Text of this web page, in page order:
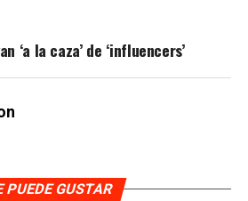
‘a la caza’ de ‘influencers’
PUEDE GUSTAR